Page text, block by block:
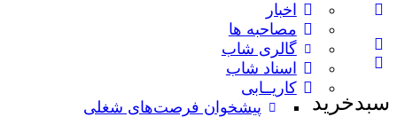
سبدخرید
اخبار
مصاحبه ها
گالری شاب
اسناد شاب
کاریــابی
پیشخوان فرصت‌های شغلی